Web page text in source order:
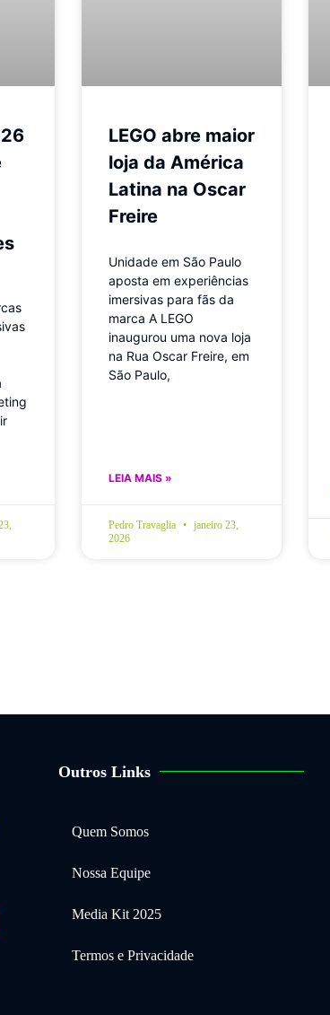
LEGO abre maior
loja da América
Latina na Oscar
Freire
Unidade em São Paulo
aposta em experiências
imersivas para fãs da
marca A LEGO
inaugurou uma nova loja
na Rua Oscar Freire, em
São Paulo,
LEIA MAIS »
Pedro Travaglia
janeiro 23,
2026
Outros Links
Quem Somos
Nossa Equipe
Media Kit 2025
Termos e Privacidade